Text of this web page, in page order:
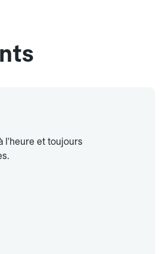
l'heure et toujours